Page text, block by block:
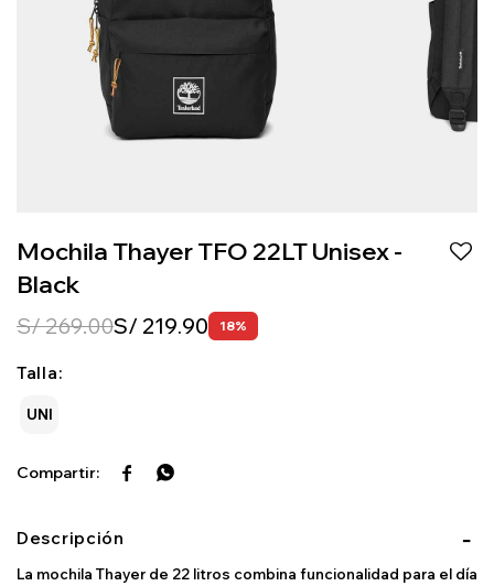
Mochila Thayer TFO 22LT Unisex -
Black
S/ 219.90
S/269.00 18
Talla:
UNI
 
Descripción
La mochila Thayer de 22 litros combina funcionalidad para el día